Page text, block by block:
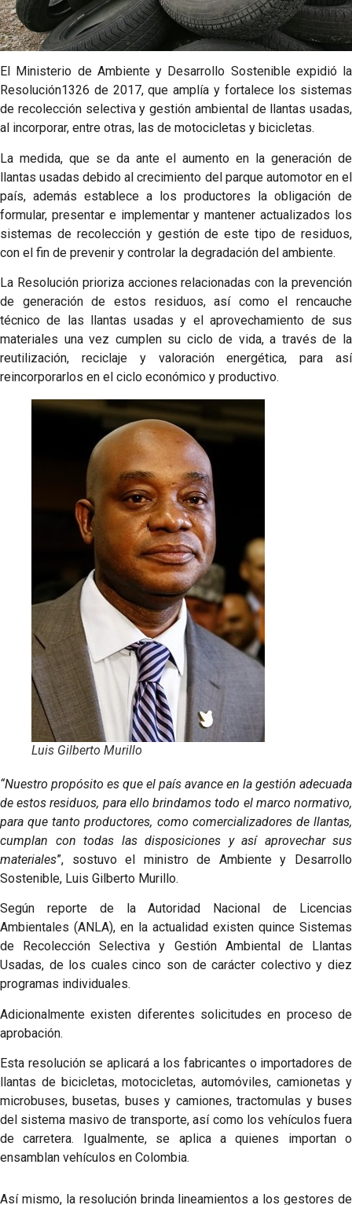
El Ministerio de Ambiente y Desarrollo Sostenible expidió la
Resolución1326 de 2017, que amplía y fortalece los sistemas
de recolección selectiva y gestión ambiental de llantas usadas,
al incorporar, entre otras, las de motocicletas y bicicletas.
La medida, que se da ante el aumento en la generación de
llantas usadas debido al crecimiento del parque automotor en el
país, además establece a los productores la obligación de
formular, presentar e implementar y mantener actualizados los
sistemas de recolección y gestión de este tipo de residuos,
con el fin de prevenir y controlar la degradación del ambiente.
La Resolución prioriza acciones relacionadas con la prevención
de generación de estos residuos, así como el rencauche
técnico de las llantas usadas y el aprovechamiento de sus
materiales una vez cumplen su ciclo de vida, a través de la
reutilización, reciclaje y valoración energética, para así
reincorporarlos en el ciclo económico y productivo.
Luis Gilberto Murillo
“Nuestro propósito es que el país avance en la gestión adecuada
de estos residuos, para ello brindamos todo el marco normativo,
para que tanto productores, como comercializadores de llantas,
cumplan con todas las disposiciones y así aprovechar sus
materiales”, sostuvo el ministro de Ambiente y Desarrollo
Sostenible, Luis Gilberto Murillo.
Según reporte de la Autoridad Nacional de Licencias
Ambientales (ANLA), en la actualidad existen quince Sistemas
de Recolección Selectiva y Gestión Ambiental de Llantas
Usadas, de los cuales cinco son de carácter colectivo y diez
programas individuales.
Adicionalmente existen diferentes solicitudes en proceso de
aprobación.
Esta resolución se aplicará a los fabricantes o importadores de
llantas de bicicletas, motocicletas, automóviles, camionetas y
microbuses, busetas, buses y camiones, tractomulas y buses
del sistema masivo de transporte, así como los vehículos fuera
de carretera. Igualmente, se aplica a quienes importan o
ensamblan vehículos en Colombia.
Así mismo, la resolución brinda lineamientos a los gestores de